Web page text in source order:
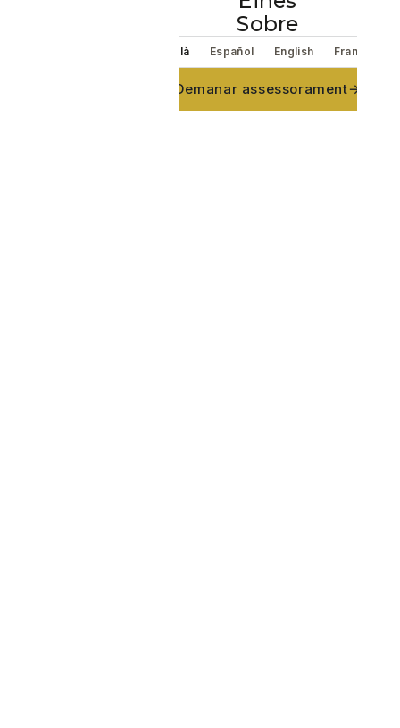
Sobre
Idioma
Català Español English Français
Demanar assessorament→